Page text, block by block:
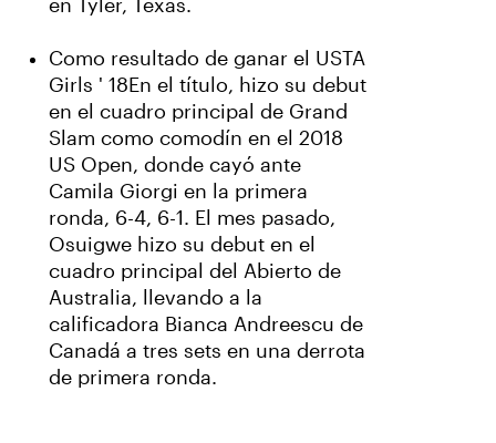
en Tyler, Texas.
Como resultado de ganar el USTA
Girls ' 18En el título, hizo su debut
en el cuadro principal de Grand
Slam como comodín en el 2018
US Open, donde cayó ante
Camila Giorgi en la primera
ronda, 6-4, 6-1. El mes pasado,
Osuigwe hizo su debut en el
cuadro principal del Abierto de
Australia, llevando a la
calificadora Bianca Andreescu de
Canadá a tres sets en una derrota
de primera ronda.